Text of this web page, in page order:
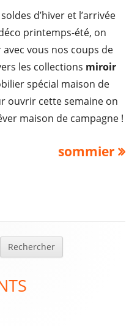
d’hiver et l’arrivée
printemps-été, on
vous nos coups de
les collections miroir
spécial maison de
ouvrir cette semaine on
maison de campagne !
Next
sommier